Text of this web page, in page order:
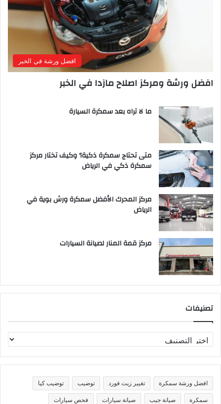
افضل ورشة في الخبر
افضل ورشة ومركز اصلاح مازدا في الخبر
ما لا تراه بعد سمكرة السيارة
متى تحتاج سمكرة ذكية؟ وكيف تختار مركز
سمكرة ذكي في الرياض
مركز المحرك الأفضل سمكرة ورش بوية في
الرياض
مركز قمة المنار لصيانة السيارات
تصنيفات
ص
ن
ف
ا
افضل ورشة سمكرة تغيير زيت فورد توضيب توضيب كيا
سمكرة صيانة جيب صيانة سيارات فحص سيارات